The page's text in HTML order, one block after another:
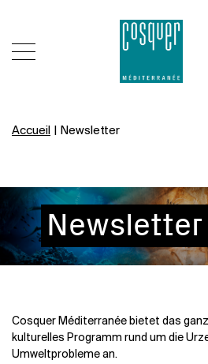
Accueil Newsletter
Newsletter
Cosquer Méditerranée bietet das
kulturelles Programm rund um die
Umweltprobleme an.